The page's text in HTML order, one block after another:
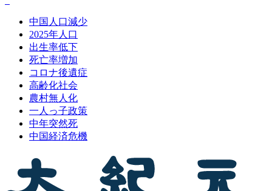
中国人口減少
2025年人口
出生率低下
死亡率増加
コロナ後遺症
高齢化社会
農村無人化
一人っ子政策
中年突然死
中国経済危機